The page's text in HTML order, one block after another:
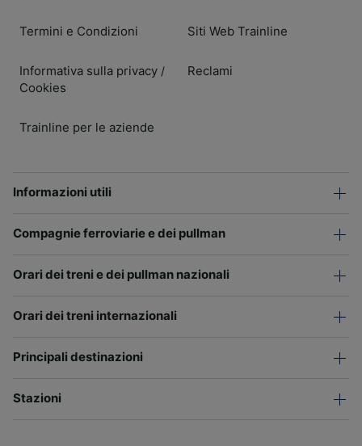
Termini e Condizioni
Informativa sulla privacy /
Cookies
Trainline per le aziende
Siti Web Trainline
Reclami
Informazioni utili
Compagnie ferroviarie e dei pullman
Orari dei treni e dei pullman nazionali
Orari dei treni internazionali
Principali destinazioni
Stazioni